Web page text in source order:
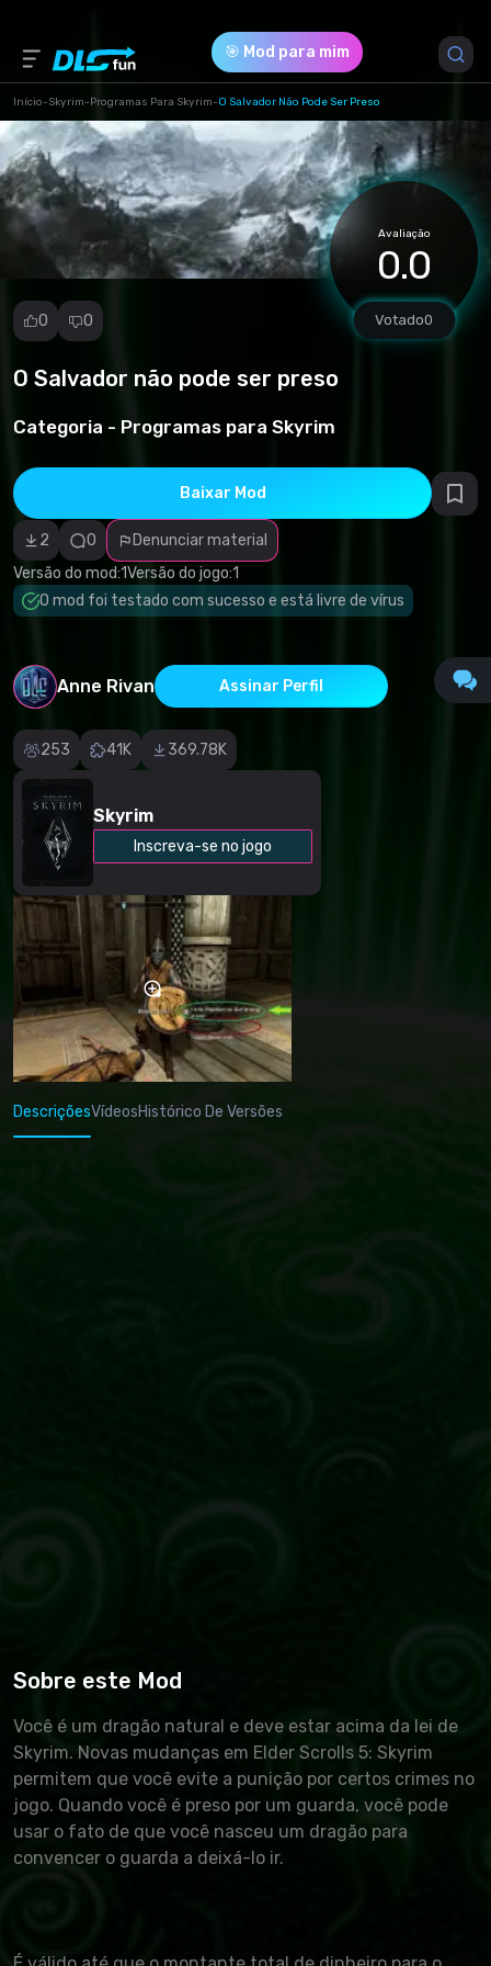
🎯 Mod para mim
Início-Skyrim-Programas Para Skyrim-O Salvador Não Pode Ser Preso
Avaliação
0.0
Votado0
0 0
O Salvador não pode ser preso
Categoria - Programas para Skyrim
Baixar Mod
2 0
Denunciar material
Versão do mod:1Versão do jogo:1
O mod foi testado com sucesso e está livre de vírus
Anne Rivan Assinar Perfil
253 41K 369.78K
Skyrim
Inscreva-se no jogo
Denunciar
incorreta
Software
malicioso/vírus
Conteúdo não
funcional
Descrição
DescriçõesVídeosHistórico De Versões
Sobre este Mod
Você é um dragão natural e deve estar acima da lei de
Skyrim. Novas mudanças em Elder Scrolls 5: Skyrim
permitem que você evite a punição por certos crimes no
jogo. Quando você é preso por um guarda, você pode
usar o fato de que você nasceu um dragão para
convencer o guarda a deixá-lo ir.
Versão do Jogo *
1 (19f3cac1bbab52555f839e8dde23ebc7.rar)
Download (0.71 Kb)